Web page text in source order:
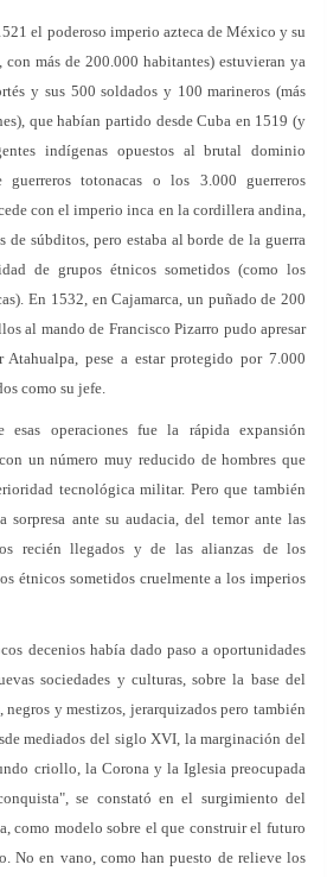
el poderoso imperio azteca de México y su
más de 200.000 habitantes) estuvieran ya
y sus 500 soldados y 100 marineros (más
que habían partido desde Cuba en 1519 (y
indígenas opuestos al brutal dominio
totonacas o los 3.000 guerreros
con el imperio inca en la cordillera andina,
de súbditos, pero estaba al borde de la guerra
de grupos étnicos sometidos (como los
En 1532, en Cajamarca, un puñado de 200
al mando de Francisco Pizarro pudo apresar
Atahualpa, pese a estar protegido por 7.000
como su jefe.
esas operaciones fue la rápida expansión
un número muy reducido de hombres que
tecnológica militar. Pero que también
sorpresa ante su audacia, del temor ante las
recién llegados y de las alianzas de los
étnicos sometidos cruelmente a los imperios
decenios había dado paso a oportunidades
sociedades y culturas, sobre la base del
y mestizos, jerarquizados pero también
mediados del siglo XVI, la marginación del
criollo, la Corona y la Iglesia preocupada
se constató en el surgimiento del
como modelo sobre el que construir el futuro
No en vano, como han puesto de relieve los